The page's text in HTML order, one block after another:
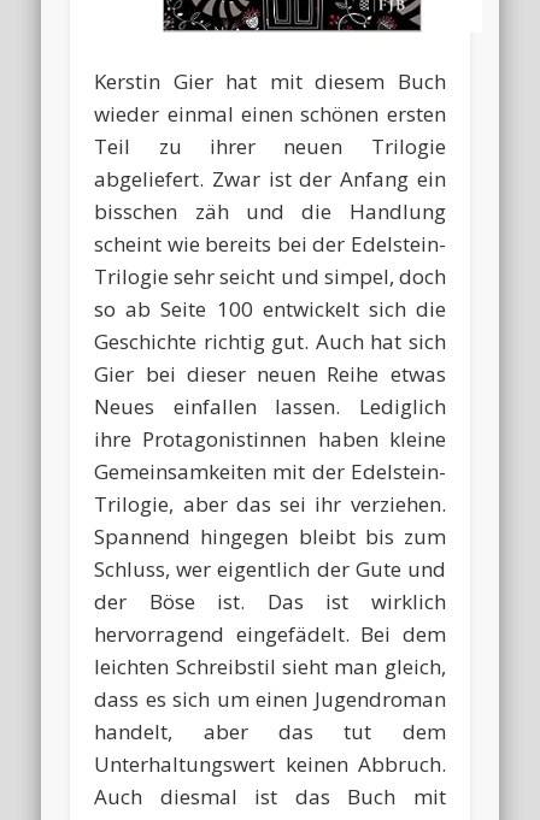
Kerstin Gier hat mit diesem Buch
wieder einmal einen schönen ersten
Teil zu ihrer neuen Trilogie
abgeliefert. Zwar ist der Anfang ein
bisschen zäh und die Handlung
scheint wie bereits bei der Edelstein-
Trilogie sehr seicht und simpel, doch
so ab Seite 100 entwickelt sich die
Geschichte richtig gut. Auch hat sich
Gier bei dieser neuen Reihe etwas
Neues einfallen lassen. Lediglich
ihre Protagonistinnen haben kleine
Gemeinsamkeiten mit der Edelstein-
Trilogie, aber das sei ihr verziehen.
Spannend hingegen bleibt bis zum
Schluss, wer eigentlich der Gute und
der Böse ist. Das ist wirklich
hervorragend eingefädelt. Bei dem
leichten Schreibstil sieht man gleich,
dass es sich um einen Jugendroman
handelt, aber das tut dem
Unterhaltungswert keinen Abbruch.
Auch diesmal ist das Buch mit